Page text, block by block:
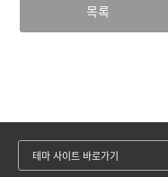
목록
테마 사이트 바로가기